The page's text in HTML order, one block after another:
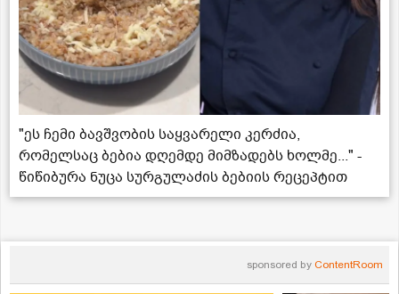
"ეს ჩემი ბავშვობის საყვარელი კერძია,
რომელსაც ბებია დღემდე მიმზადებს ხოლმე..." -
წიწიბურა ნუცა სურგულაძის ბებიის რეცეპტით
sponsored by ContentRoom